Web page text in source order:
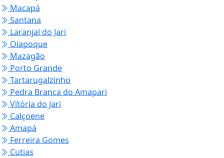
Macapá
Santana
Laranjal do Jari
Oiapoque
Mazagão
Porto Grande
Tartarugalzinho
Pedra Branca do Amapari
Vitória do Jari
Calçoene
Amapá
Ferreira Gomes
Cutias